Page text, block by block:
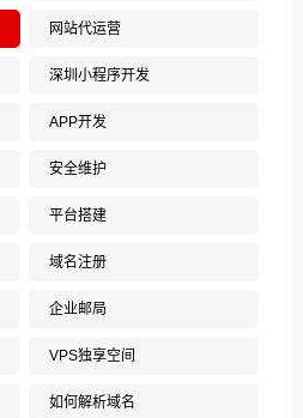
网站代运营
深圳小程序开发
APP开发
安全维护
平台搭建
域名注册
企业邮局
VPS独享空间
如何解析域名